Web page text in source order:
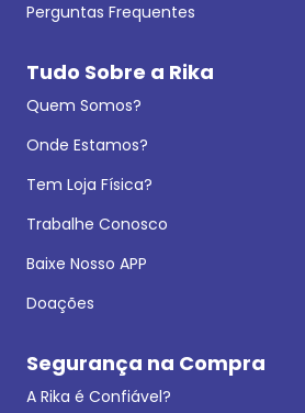
Perguntas Frequentes
Tudo Sobre a Rika
Quem Somos?
Onde Estamos?
Tem Loja Física?
Trabalhe Conosco
Baixe Nosso APP
Doações
Segurança na Compra
A Rika é Confiável?